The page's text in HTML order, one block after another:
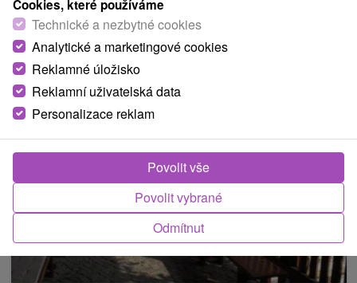
Cookies, které používáme
Technické a nezbytné cookies
Analytické a marketingové cookies
Reklamné úložisko
Reklamní uživatelská data
Personalizace reklam
Odmítnut
Povolit vybrané
Povolit vše